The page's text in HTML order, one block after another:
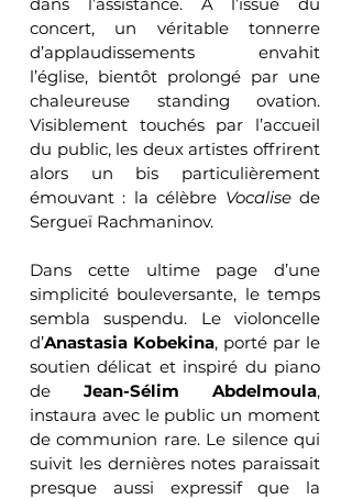
concert, un véritable tonnerre
d’applaudissements envahit
l’église, bientôt prolongé par une
chaleureuse standing ovation.
Visiblement touchés par l’accueil
du public, les deux artistes offrirent
alors un bis particulièrement
émouvant : la célèbre Vocalise de
Sergueï Rachmaninov.
Dans cette ultime page d’une
simplicité bouleversante, le temps
sembla suspendu. Le violoncelle
d’Anastasia Kobekina, porté par le
soutien délicat et inspiré du piano
de Jean-Sélim Abdelmoula,
instaura avec le public un moment
de communion rare. Le silence qui
suivit les dernières notes paraissait
presque aussi expressif que la